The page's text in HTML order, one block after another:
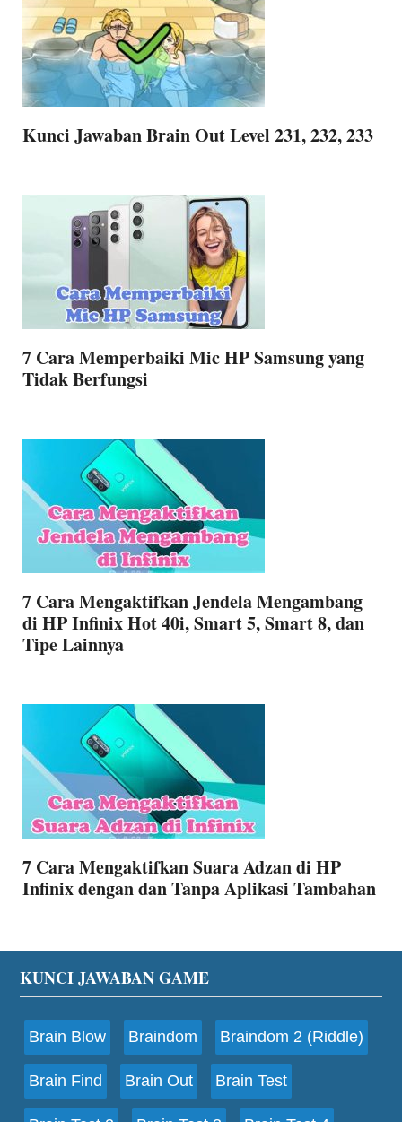
Kunci Jawaban Brain Out Level 231, 232, 233
7 Cara Memperbaiki Mic HP Samsung yang
Tidak Berfungsi
7 Cara Mengaktifkan Jendela Mengambang
di HP Infinix Hot 40i, Smart 5, Smart 8, dan
Tipe Lainnya
7 Cara Mengaktifkan Suara Adzan di HP
Infinix dengan dan Tanpa Aplikasi Tambahan
Footer
KUNCI JAWABAN GAME
Brain Blow Braindom Braindom 2 (Riddle)
Brain Find Brain Out Brain Test